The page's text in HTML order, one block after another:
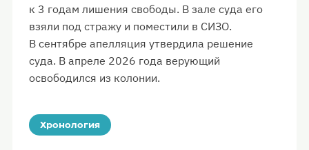
к 3 годам лишения свободы. В зале суда его
взяли под стражу и поместили в СИЗО.
В сентябре апелляция утвердила решение
суда. В апреле 2026 года верующий
освободился из колонии.
Хронология